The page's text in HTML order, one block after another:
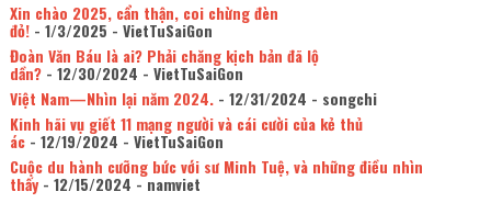
Xin chào 2025, cẩn thận, coi chừng đèn
đỏ!- 1/3/2025 - VietTuSaiGon
Đoàn Văn Báu là ai? Phải chăng kịch bản đã lộ
dần?- 12/30/2024 - VietTuSaiGon
Việt Nam—Nhìn lại năm 2024.- 12/31/2024 - songchi
Kinh hãi vụ giết 11 mạng người và cái cười của kẻ thủ
ác- 12/19/2024 - VietTuSaiGon
Cuộc du hành cưỡng bức với sư Minh Tuệ, và những điều nhìn
thấy- 12/15/2024 - namviet